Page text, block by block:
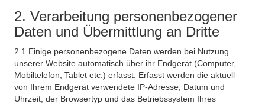
2. Verarbeitung personenbezogener
Daten und Übermittlung an Dritte
2.1 Einige personenbezogene Daten werden bei Nutzung
unserer Website automatisch über ihr Endgerät (Computer,
Mobiltelefon, Tablet etc.) erfasst. Erfasst werden die aktuell
von Ihrem Endgerät verwendete IP-Adresse, Datum und
Uhrzeit, der Browsertyp und das Betriebssystem Ihres